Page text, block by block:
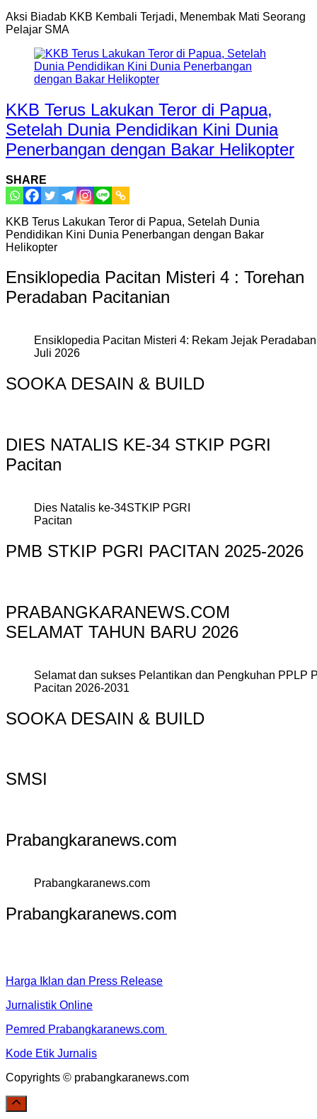
Aksi Biadab KKB Kembali Terjadi, Menembak Mati Seorang
Pelajar SMA
KKB Terus Lakukan Teror di Papua,
Setelah Dunia Pendidikan Kini Dunia
Penerbangan dengan Bakar Helikopter
SHARE
KKB Terus Lakukan Teror di Papua, Setelah Dunia
Pendidikan Kini Dunia Penerbangan dengan Bakar
Helikopter
Ensiklopedia Pacitan Misteri 4 : Torehan
Peradaban Pacitanian
Ensiklopedia Pacitan Misteri 4: Rekam Jejak
Juli 2026
SOOKA DESAIN & BUILD
DIES NATALIS KE-34 STKIP PGRI
Pacitan
Dies Natalis ke-34STKIP PGRI
Pacitan
PMB STKIP PGRI PACITAN 2025-2026
PRABANGKARANEWS.COM
SELAMAT TAHUN BARU 2026
Selamat dan sukses Pelantikan dan Pengkuhan PPLP
Pacitan 2026-2031
SOOKA DESAIN & BUILD
SMSI
Prabangkaranews.com
Prabangkaranews.com
Prabangkaranews.com
Harga Iklan dan Press Release
Jurnalistik Online
Pemred Prabangkaranews.com
Kode Etik Jurnalis
Copyrights © prabangkaranews.com